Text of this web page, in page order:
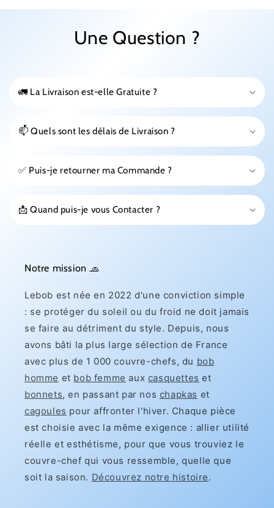
Une Question ?
🚛 La Livraison est-elle Gratuite ?
📫 Quels sont les délais de Livraison ?
✅ Puis-je retourner ma Commande ?
📩 Quand puis-je vous Contacter ?
Notre mission 🧢
Lebob est née en 2022 d'une conviction simple
: se protéger du soleil ou du froid ne doit jamais
se faire au détriment du style. Depuis, nous
avons bâti la plus large sélection de France
avec plus de 1 000 couvre-chefs, du bob
homme et bob femme aux casquettes et
bonnets, en passant par nos chapkas et
cagoules pour affronter l'hiver. Chaque pièce
est choisie avec la même exigence : allier utilité
réelle et esthétisme, pour que vous trouviez le
couvre-chef qui vous ressemble, quelle que
soit la saison. Découvrez notre histoire.